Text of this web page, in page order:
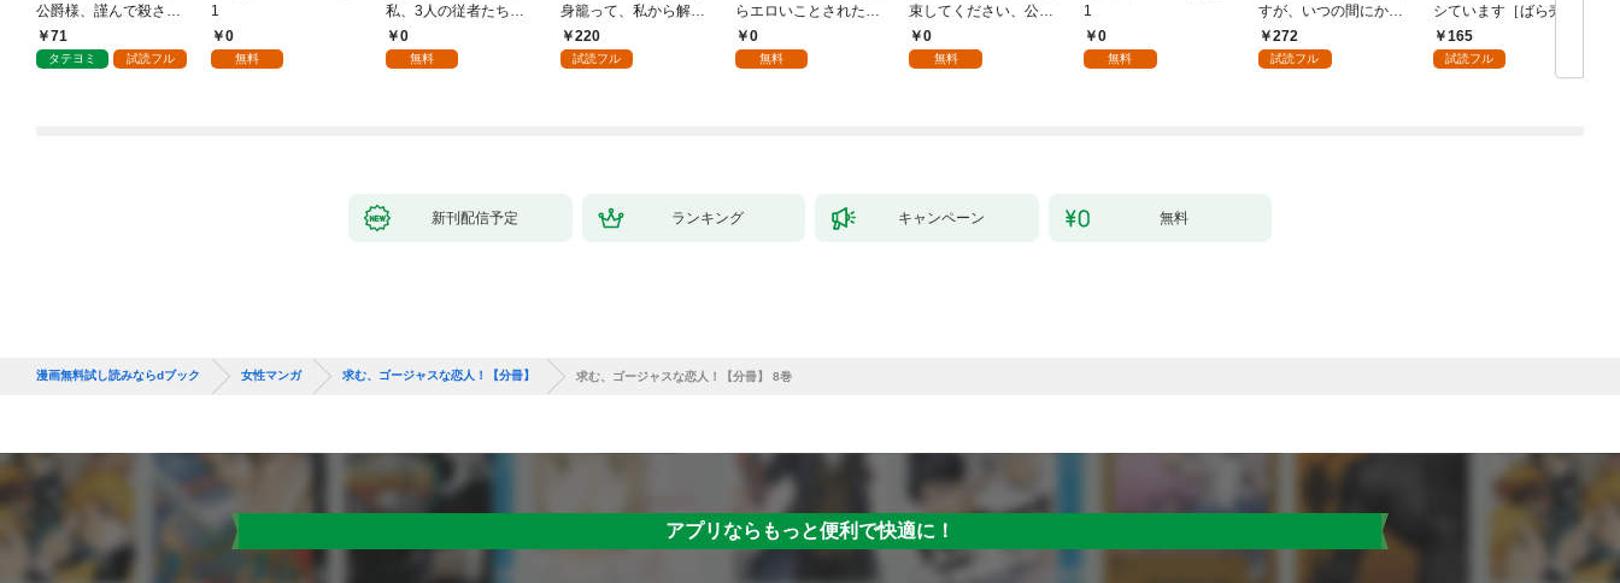
公爵様、謹んで殺させ
ていただきます！
71
タテヨミ 試読フル
1
0
無料
私、3人の従者たちに
抱かれて困ってます 第
1話
0
無料
身籠って、私から解放
してさしあげます！1
220
試読フル
らエロいことされた話
1 0
無料
束してください、公爵
様 1話
0
無料
1
0
無料
すが、いつの間にか花
嫁として溺愛されてい
ます【単話】（１）
272
試読フル
シています［ばら売
り］ 第1話
165
試読フル
新刊配信予定 ランキング キャンペーン 無料
漫画無料試し読みならdブック 女性マンガ 求む、ゴージャスな恋人！【分冊】 求む、ゴージャスな恋人！【分冊】 8巻
アプリならもっと便利で快適に！